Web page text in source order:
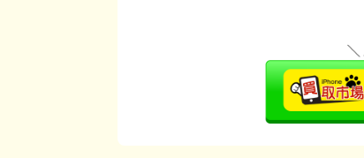
¥30,000
¥30,000